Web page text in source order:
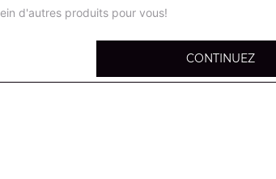
nature
d'autres produits pour vous!
CONTINUEZ